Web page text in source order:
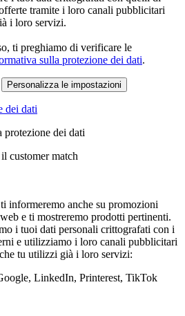
tramite i loro canali pubblicitari
i loro servizi.
ti preghiamo di verificare le
sulla protezione dei dati.
Personalizza le impostazioni
dei dati
protezione dei dati
customer match
informeremo anche su promozioni
e ti mostreremo prodotti pertinenti.
i tuoi dati personali crittografati con i
e utilizziamo i loro canali pubblicitari
tu utilizzi già i loro servizi:
LinkedIn, Printerest, TikTok